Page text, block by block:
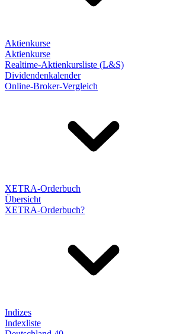
Aktienkurse
Aktienkurse
Realtime-Aktienkursliste (L&S)
Dividendenkalender
Online-Broker-Vergleich
XETRA-Orderbuch
Übersicht
XETRA-Orderbuch?
Indizes
Indexliste